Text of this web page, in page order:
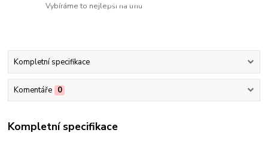
Vybíráme to nejlepší na trhu
Kompletní specifikace
Komentáře 0
Kompletní specifikace